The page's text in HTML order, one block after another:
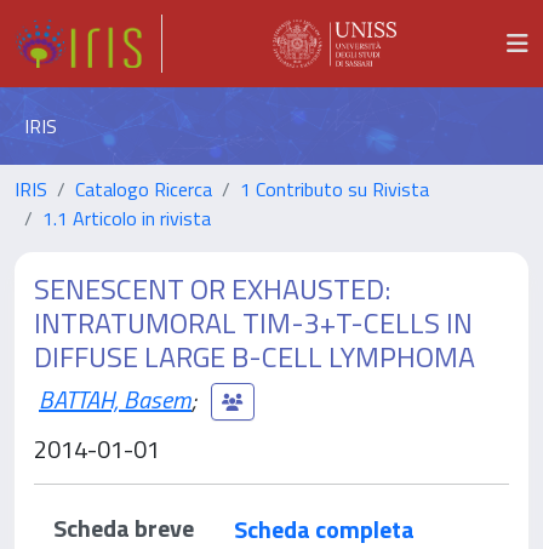
IRIS
IRIS Catalogo Ricerca
1 Contributo su Rivista
1.1 Articolo in rivista
SENESCENT OR EXHAUSTED:
INTRATUMORAL TIM-3+T-CELLS IN
DIFFUSE LARGE B-CELL LYMPHOMA
BATTAH, Basem;
2014-01-01
Scheda breve
Scheda completa